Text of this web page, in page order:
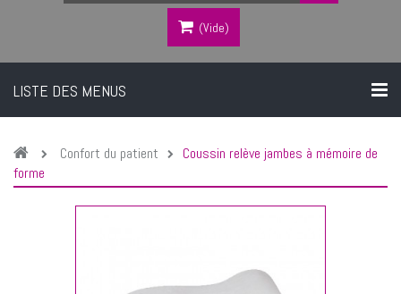
(vide)
LISTE DES MENUS
Confort du patient
Coussin relève jambes à mémoire de
forme